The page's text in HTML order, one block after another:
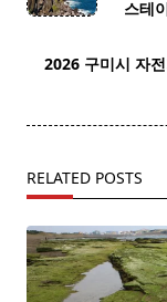
subtitle
reader-
스테
2026 구미시 자
RELATED POSTS